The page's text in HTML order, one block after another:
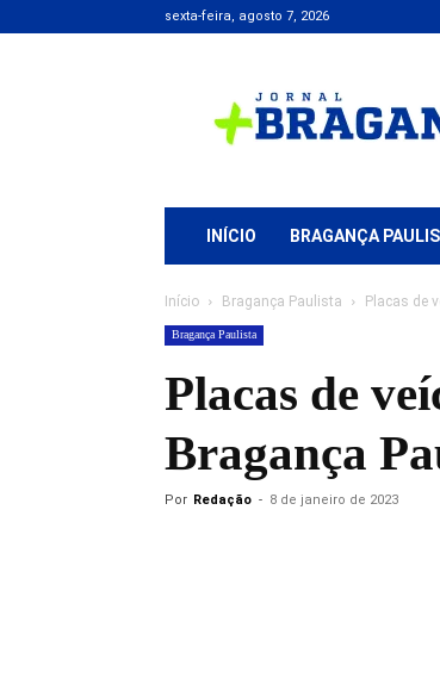
sexta-feira, agosto 7, 2026
+
Bragança
INÍCIO BRAGANÇA
Início Bragança Paulista Placas de
Bragança Paulista
Placas de
Bragança
Por Redação - 8 de janeiro de 2023